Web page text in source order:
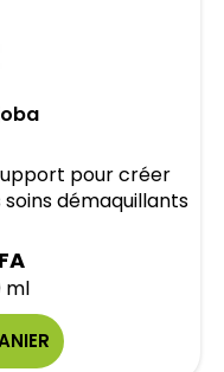
pour créer
démaquillants
ml